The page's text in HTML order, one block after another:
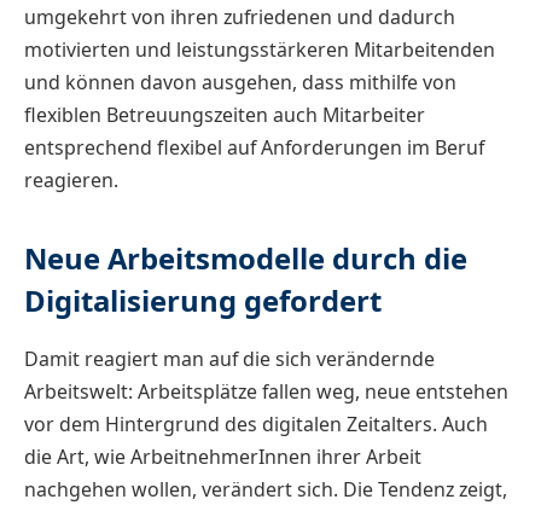
umgekehrt von ihren zufriedenen und dadurch
motivierten und leistungsstärkeren Mitarbeitenden
und können davon ausgehen, dass mithilfe von
flexiblen Betreuungszeiten auch Mitarbeiter
entsprechend flexibel auf Anforderungen im Beruf
reagieren.
Neue Arbeitsmodelle durch die
Digitalisierung gefordert
Damit reagiert man auf die sich verändernde
Arbeitswelt: Arbeitsplätze fallen weg, neue entstehen
vor dem Hintergrund des digitalen Zeitalters. Auch
die Art, wie ArbeitnehmerInnen ihrer Arbeit
nachgehen wollen, verändert sich. Die Tendenz zeigt,